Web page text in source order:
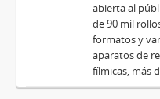
abierta al
de 90 mil
formatos y
aparatos de
fílmicas, más